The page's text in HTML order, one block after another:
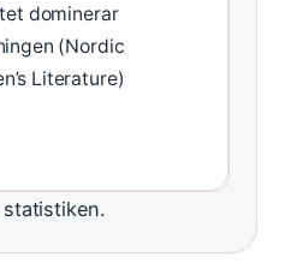
dominerar
(Nordic
Literature)